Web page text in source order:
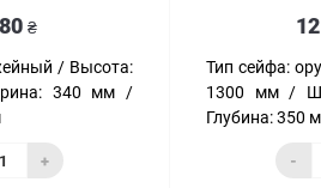
₴
Высота:
340 мм
+
Тип сейфа:
1300 мм
Глубина:350
-